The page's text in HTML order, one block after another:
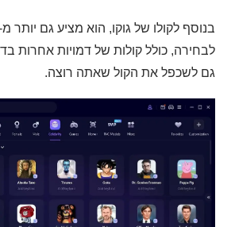
לבחירה, כולל קולות של דמויות אחרות
גם לשכפל את הקול שאתה רוצה.